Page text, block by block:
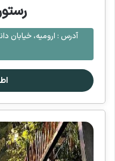
آدرس : ارومیه، خیابان